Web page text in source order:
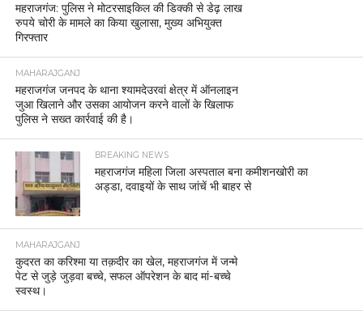
महराजगंज: पुलिस ने मोटरसाइकिल की डिक्की से डेढ़ लाख
रुपये चोरी के मामले का किया खुलासा, मुख्य अभियुक्त
गिरफ्तार
MAHARAJGANJ
महराजगंज जनपद के थाना श्यामदेउरवां क्षेत्र में ऑनलाइन
जुआ खिलाने और उसका आयोजन करने वालों के खिलाफ
पुलिस ने सख्त कार्रवाई की है।
BREAKING NEWS
महराजगंज महिला जिला अस्पताल बना कमीशनखोरी का
अड्डा, दवाइयों के साथ जांचें भी बाहर से
MAHARAJGANJ
कुदरत का करिश्मा या तक़दीर का खेल, महराजगंज में जन्मे
पेट से जुड़े जुड़वा बच्चे, सफल ऑपरेशन के बाद मां-बच्चे
स्वस्थ।